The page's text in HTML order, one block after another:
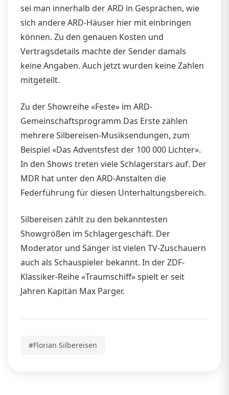
sei man innerhalb der ARD in Gesprächen, wie
sich andere ARD-Häuser hier mit einbringen
können. Zu den genauen Kosten und
Vertragsdetails machte der Sender damals
keine Angaben. Auch jetzt wurden keine Zahlen
mitgeteilt.
Zu der Showreihe «Feste» im ARD-
Gemeinschaftsprogramm Das Erste zählen
mehrere Silbereisen-Musiksendungen, zum
Beispiel «Das Adventsfest der 100 000 Lichter».
In den Shows treten viele Schlagerstars auf. Der
MDR hat unter den ARD-Anstalten die
Federführung für diesen Unterhaltungsbereich.
Silbereisen zählt zu den bekanntesten
Showgrößen im Schlagergeschäft. Der
Moderator und Sänger ist vielen TV-Zuschauern
auch als Schauspieler bekannt. In der ZDF-
Klassiker-Reihe «Traumschiff» spielt er seit
Jahren Kapitän Max Parger.
#Florian Silbereisen